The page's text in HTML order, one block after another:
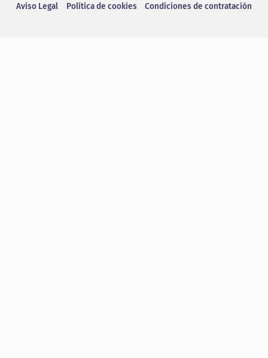
Aviso Legal Política de cookies Condiciones de contratación